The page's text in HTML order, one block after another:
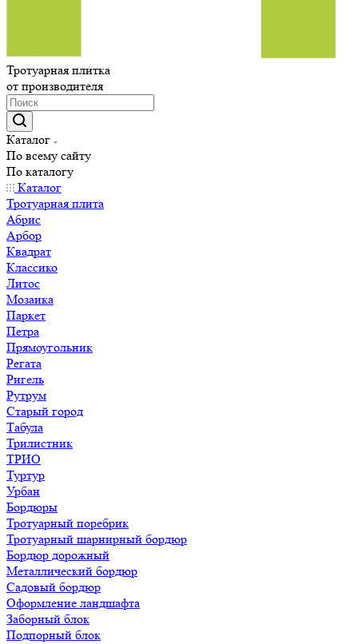
Тротуарная плитка
от производителя
Каталог
По всему сайту
По каталогу
Каталог
Тротуарная плита
Абрис
Арбор
Квадрат
Классико
Литос
Мозаика
Паркет
Петра
Прямоугольник
Регата
Ригель
Рутрум
Старый город
Табула
Трилистник
ТРИО
Туртур
Урбан
Бордюры
Тротуарный поребрик
Тротуарный шарнирный бордюр
Бордюр дорожный
Металлический бордюр
Садовый бордюр
Оформление ландшафта
Заборный блок
Подпорный блок